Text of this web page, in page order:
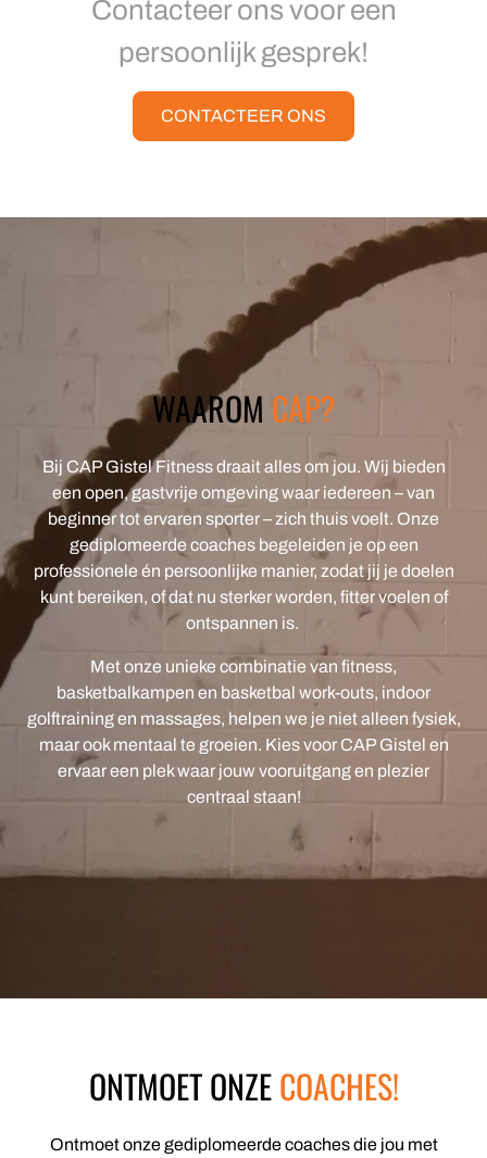
Contacteer ons voor een
persoonlijk gesprek!
CONTACTEER ONS
WAAROM CAP?
Bij CAP Gistel Fitness draait alles om jou. Wij bieden
een open, gastvrije omgeving waar iedereen – van
beginner tot ervaren sporter – zich thuis voelt. Onze
gediplomeerde coaches begeleiden je op een
professionele én persoonlijke manier, zodat jij je doelen
kunt bereiken, of dat nu sterker worden, fitter voelen of
ontspannen is.
Met onze unieke combinatie van fitness,
basketbalkampen en basketbal work-outs, indoor
golftraining en massages, helpen we je niet alleen fysiek,
maar ook mentaal te groeien. Kies voor CAP Gistel en
ervaar een plek waar jouw vooruitgang en plezier
centraal staan!
ONTMOET ONZECOACHES!
Ontmoet onze gediplomeerde coaches die jou met